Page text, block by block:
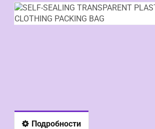
Подробности